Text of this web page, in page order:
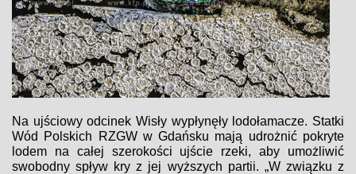
Na ujściowy odcinek Wisły wypłynęły lodołamacze. Statki
Wód Polskich RZGW w Gdańsku mają udrożnić pokryte
lodem na całej szerokości ujście rzeki, aby umożliwić
swobodny spływ kry z jej wyższych partii. „W związku z